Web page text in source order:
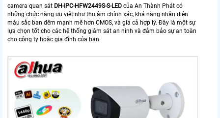
camera quan sát DH-IPC-HFW2449S-S-LED của An Thành Phát có
những chức năng ưu việt như thu âm chính xác, khả năng nhận diện
màu sắc ban đêm mạnh mẽ hơn CMOS, và giá cả hợp lý. Đây là một sự
lựa chọn tốt cho các hệ thống giám sát an ninh và đảm bảo sự an toàn
cho công ty hoặc gia đình của bạn.